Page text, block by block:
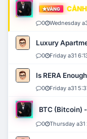
VÀNG
0 Wednesday
Luxury
0 Friday a31
Is RERA
0 Friday a31
BTC (Bitcoin)
0 Thursday a31